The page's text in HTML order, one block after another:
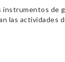
instrumentos de
las actividades